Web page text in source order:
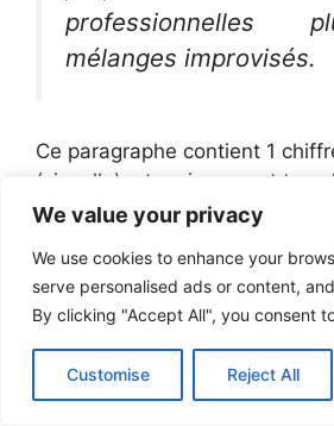
We value your privacy
We use cookies to enhance your
serve personalised ads or content,
By clicking "Accept All", you consent
Customise Reject All
professionnelles
mélanges improvisés.
Ce paragraphe contient 1
(visuelle), et un jugement
recommandation claire, c’est
Comment faire
utiliser de noir ?
Mélangez deux couleurs
exemple bleu + orange) à